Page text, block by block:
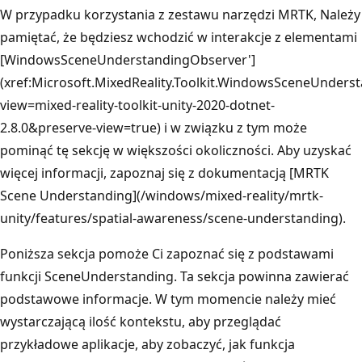
W przypadku korzystania z zestawu narzędzi MRTK, Należy
pamiętać, że będziesz wchodzić w interakcje z elementami
[WindowsSceneUnderstandingObserver']
view=mixed-reality-toolkit-unity-2020-dotnet-
2.8.0&preserve-view=true) i w związku z tym może
pominąć tę sekcję w większości okoliczności. Aby uzyskać
więcej informacji, zapoznaj się z dokumentacją [MRTK
Scene Understanding](/windows/mixed-reality/mrtk-
unity/features/spatial-awareness/scene-understanding).
Poniższa sekcja pomoże Ci zapoznać się z podstawami
funkcji SceneUnderstanding. Ta sekcja powinna zawierać
podstawowe informacje. W tym momencie należy mieć
wystarczającą ilość kontekstu, aby przeglądać
przykładowe aplikacje, aby zobaczyć, jak funkcja